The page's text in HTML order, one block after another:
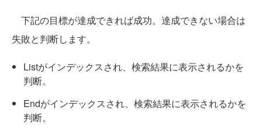
下記の目標が達成できれば成功。達成できない場合は
失敗と判断します。
Listがインデックスされ、検索結果に表示されるかを
判断。
Endがインデックスされ、検索結果に表示されるかを
判断。